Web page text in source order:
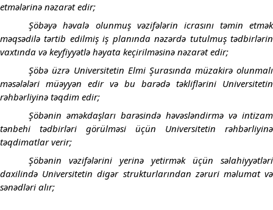
etmələrinə nəzarət edir;
Şöbəyə həvalə olunmuş vəzifələrin icrasını təmin etmək
məqsədilə tərtib edilmiş iş planında nəzərdə tutulmuş tədbirlərin
vaxtında və keyfiyyətlə həyata keçirilməsinə nəzarət edir;
Şöbə üzrə Universitetin Elmi Şurasında müzakirə olunmalı
məsələləri müəyyən edir və bu barədə təkliflərini Universitetin
rəhbərliyinə təqdim edir;
Şöbənin əməkdaşları barəsində həvəsləndirmə və intizam
tənbehi tədbirləri görülməsi üçün Universitetin rəhbərliyinə
təqdimatlar verir;
Şöbənin vəzifələrini yerinə yetirmək üçün səlahiyyətləri
daxilində Universitetin digər strukturlarından zəruri məlumat və
sənədləri alır;